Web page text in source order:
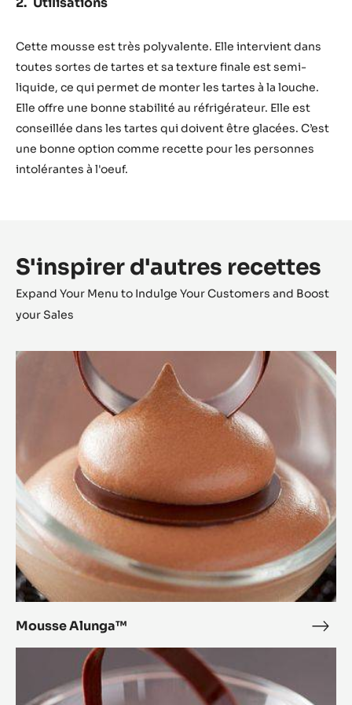
atteindre 40/45 ºC environ) et incorporer finalement la
crème à demi fouettée.
La température finale de cette mousse doit être de 22 à
28 ºC.
toutes sortes de tartes et sa texture finale est semi-
liquide, ce qui permet de monter les tartes à la louche.
intolérantes à l'oeuf.
S'inspirer d'autres recettes
Expand Your Menu to Indulge Your Customers and Boost
your Sales
Mousse
Alunga™